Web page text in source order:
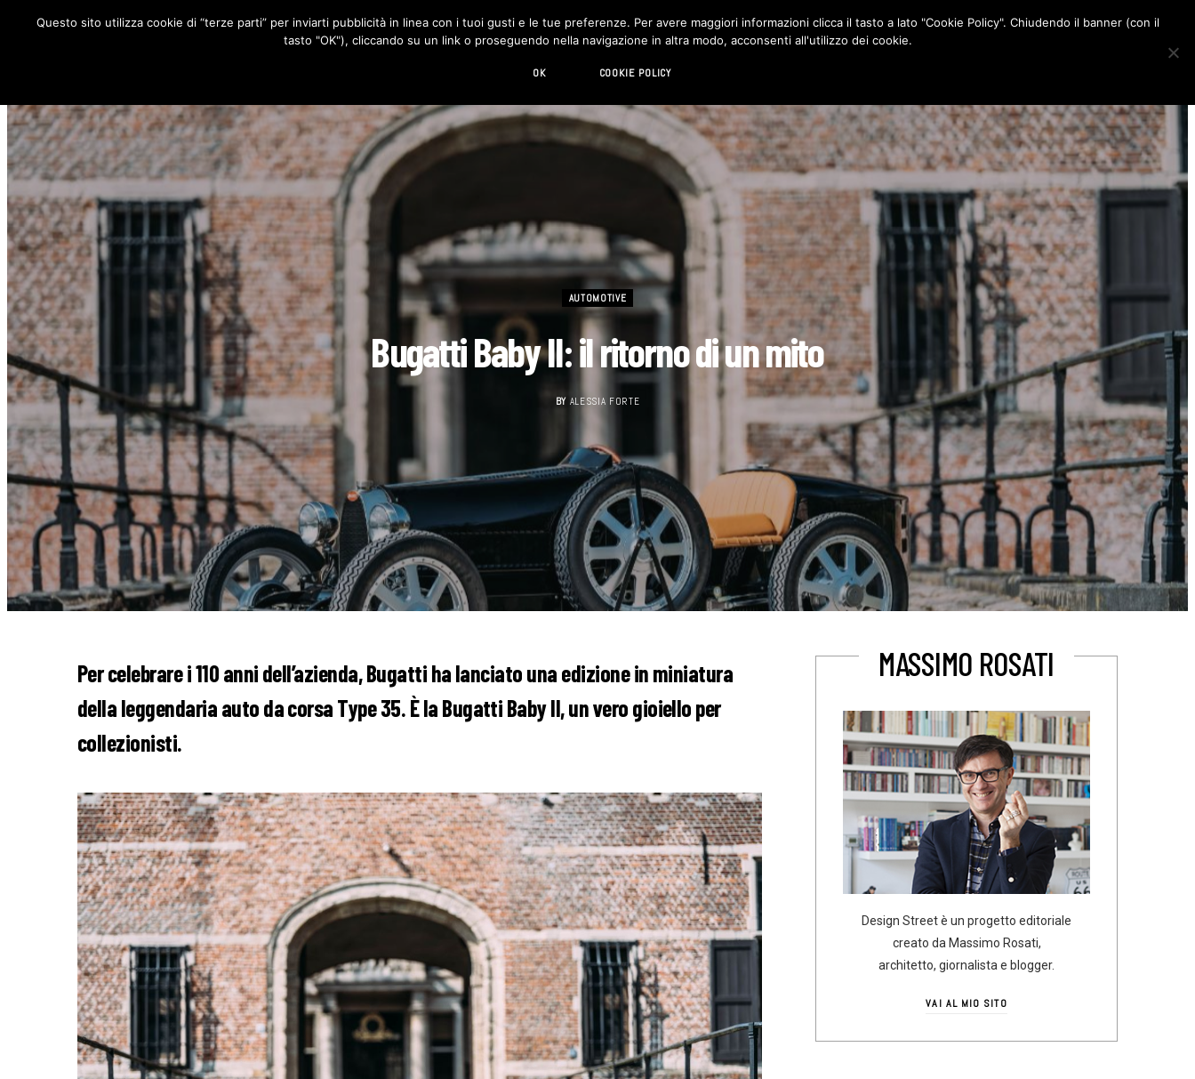
RUBRICHE DESIGN LIVING HI-TECH CHI SIAMO CONTATTI
o
o
k
g
r
a
m
r
e
s
t
d
I
n
AUTOMOTIVE
Bugatti Baby II: il ritorno di un mito
BY ALESSIA FORTE
Per celebrare i 110 anni dell’azienda, Bugatti ha lanciato una edizione in miniatura
della leggendaria auto da corsa Type 35. È la Bugatti Baby II, un vero gioiello per
collezionisti.
MASSIMO ROSATI
Design Street è un progetto editoriale
creato da Massimo Rosati,
architetto, giornalista e blogger.
VAI AL MIO SITO
Questo sito utilizza cookie di “terze parti” per inviarti pubblicità in linea con i tuoi gusti e le tue preferenze. Per avere maggiori informazioni clicca il tasto a lato "Cookie Policy". Chiudendo il banner (con il
tasto "OK"), cliccando su un link o proseguendo nella navigazione in altra modo, acconsenti all'utilizzo dei cookie.
OK COOKIE POLICY